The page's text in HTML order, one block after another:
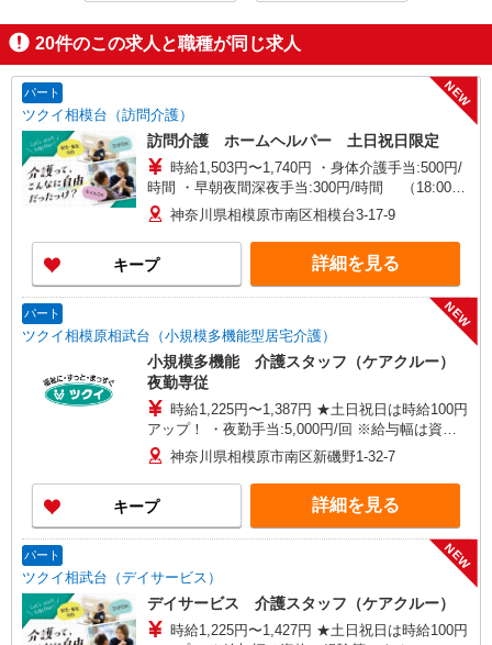
20件のこの求人と職種が同じ求人
パート
ツクイ相模台（訪問介護）
NEW
訪問介護 ホームヘルパー 土日祝日限定
時給1,503円〜1,740円 ・身体介護手当:500円/
時間 ・早朝夜間深夜手当:300円/時間 （18:00〜
翌07:59の時間帯） ・ICT手当:2,000円/月 ・深夜
割増は別途支給 ・ケア→ケアの移動時間も賃金
（時給）を支給 ・土日祝日手当:100円/時間含む
※給与幅は資格・経験等による
神奈川県相模原市南区相模台3-17-9
キープ 詳細を見る
パート
ツクイ相模原相武台（小規模多機能型居宅介護）
NEW
小規模多機能 介護スタッフ（ケアクルー）
夜勤専従
時給1,225円〜1,387円 ★土日祝日は時給100円
アップ！ ・夜勤手当:5,000円/回 ※給与幅は資
格・経験等による
神奈川県相模原市南区新磯野1-32-7
キープ 詳細を見る
パート
ツクイ相武台（デイサービス）
NEW
デイサービス 介護スタッフ（ケアクルー）
時給1,225円〜1,427円 ★土日祝日は時給100円